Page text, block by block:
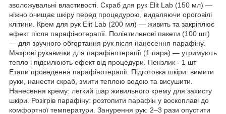
зволожувальні властивості. Скраб для рук Elit Lab (150 мл) —
ніжно очищає шкіру перед процедурою, видаляючи ороговілі
клітини. Крем для рук Elit Lab (200 мл) — живить та закріплює
ефект після парафінотерапії. Поліетиленові пакети (100 шт)
— для зручного обгортання рук після нанесення парафіну.
Махрові рукавички для парафінотерапії (1 пара) — утримують
тепло і підсилюють ефект від процедури. Пензлик - 1 шт
Етапи проведення парафінотерапії: Підготовка шкіри: вимити
руки, нанести скраб, змити теплою водою та висушити.
Нанесення крему: легкий шар живильного крему для захисту
шкіри. Розігрів парафіну: розтопити парафін у воскоплаві до
комфортної температури. Занурення рук: 2–3 рази опустити